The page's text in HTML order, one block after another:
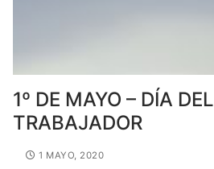
1º DE MAYO – DÍA DEL
TRABAJADOR
1 MAYO, 2020